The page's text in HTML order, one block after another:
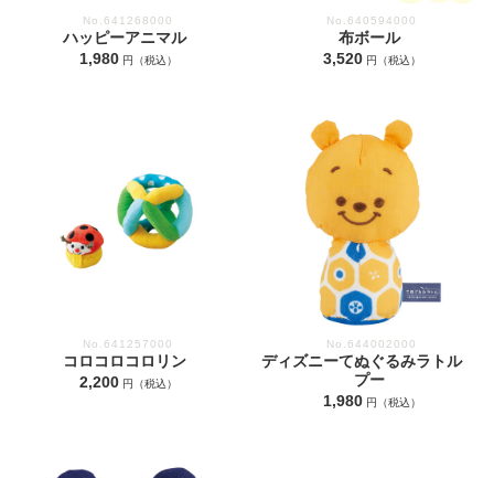
No.641268000
ハッピーアニマル
1,980 円（税込）
No.640594000
布ボール
3,520 円（税込）
No.641257000
コロコロコロリン
2,200 円（税込）
No.644002000
ディズニーてぬぐるみラトル
プー
1,980 円（税込）